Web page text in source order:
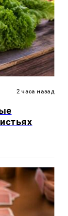
2 часа назад